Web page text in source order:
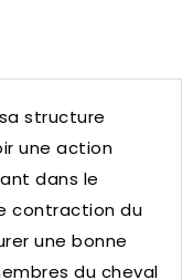
structure
une action
dans le
contraction du
une bonne
du cheval